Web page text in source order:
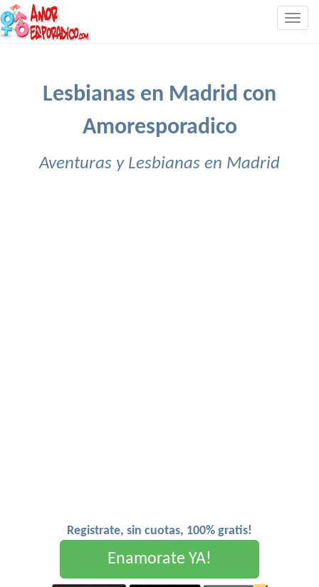
Lesbianas en Madrid con
Amoresporadico
Aventuras y Lesbianas en Madrid
Registrate, sin cuotas, 100% gratis!
Enamorate YA!